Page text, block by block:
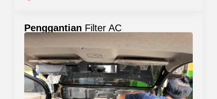
Penggantian Filter AC